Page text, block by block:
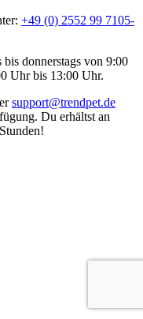
+49 (0) 2552 99 7105-
donnerstags von 9:00
Uhr bis 13:00 Uhr.
support@trendpet.de
Du erhältst an